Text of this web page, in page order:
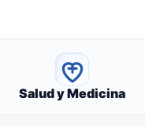
Salud y Medicina